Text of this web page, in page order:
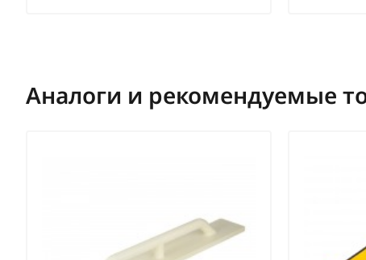
Аналоги и рекомендуемые